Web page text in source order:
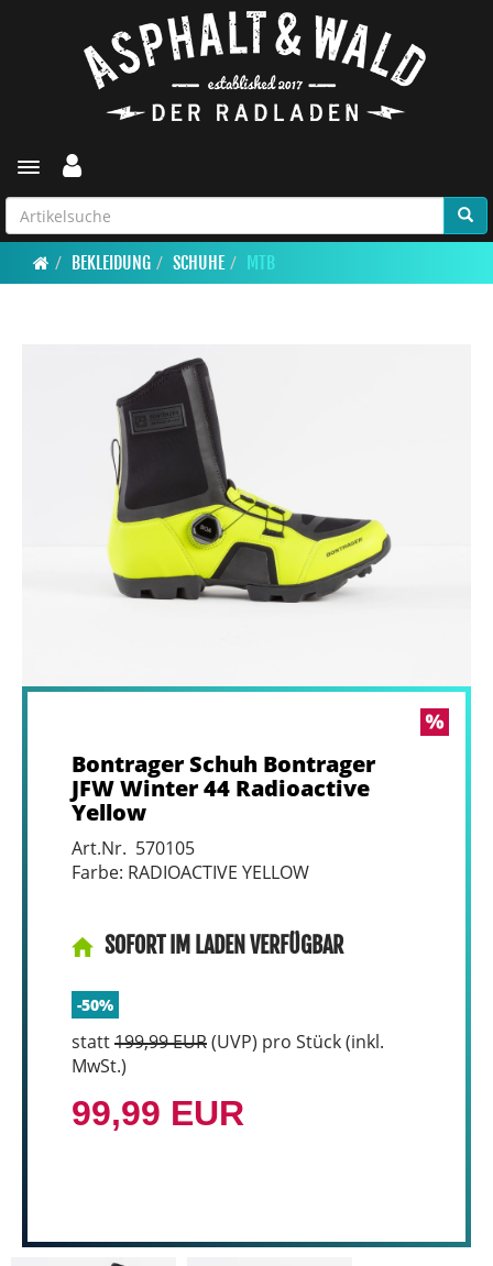
Toggle navigation
BEKLEIDUNG SCHUHE MTB
Bontrager Schuh Bontrager
JFW Winter 44 Radioactive
Yellow
Art.Nr. 570105
Farbe: RADIOACTIVE YELLOW
SOFORT IM LADEN VERFÜGBAR
-50%
statt199,99 EUR(UVP) pro Stück (inkl.
MwSt.)
99,99 EUR